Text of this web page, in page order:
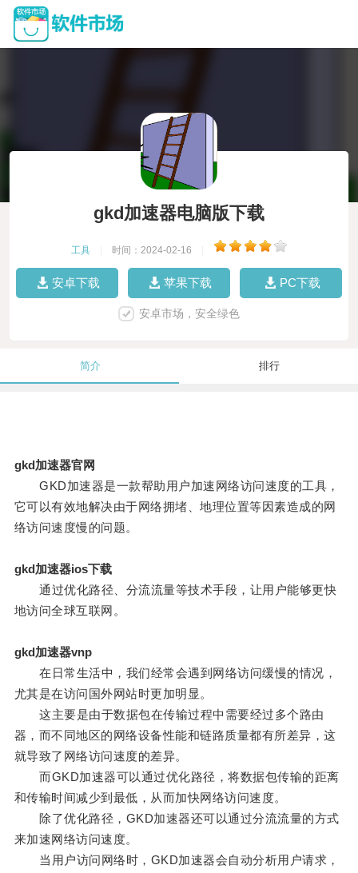
gkd加速器电脑版下载
工具 时间：2024-02-16
安卓下载 苹果下载 PC下载
安卓市场，安全绿色
简介 排行
gkd加速器官网
GKD加速器是一款帮助用户加速网络访问速度的工具，
它可以有效地解决由于网络拥堵、地理位置等因素造成的网
络访问速度慢的问题。
gkd加速器ios下载
通过优化路径、分流流量等技术手段，让用户能够更快
地访问全球互联网。
gkd加速器vnp
在日常生活中，我们经常会遇到网络访问缓慢的情况，
尤其是在访问国外网站时更加明显。
这主要是由于数据包在传输过程中需要经过多个路由
器，而不同地区的网络设备性能和链路质量都有所差异，这
就导致了网络访问速度的差异。
而GKD加速器可以通过优化路径，将数据包传输的距离
和传输时间减少到最低，从而加快网络访问速度。
除了优化路径，GKD加速器还可以通过分流流量的方式
来加速网络访问速度。
当用户访问网络时，GKD加速器会自动分析用户请求，